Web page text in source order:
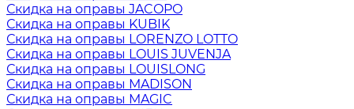
Скидка на оправы JACOPO
Скидка на оправы KUBIK
Скидка на оправы LORENZO LOTTO
Скидка на оправы LOUIS JUVENJA
Скидка на оправы LOUISLONG
Скидка на оправы MADISON
Скидка на оправы MAGIC